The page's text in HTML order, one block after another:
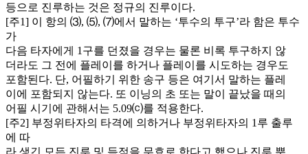
등으로 진루하는 것은 정규의 진루이다.
[주1] 이 항의 ⑶, ⑸, ⑺에서 말하는 ‘투수의 투구’라 함은 투수
가
다음 타자에게 1구를 던졌을 경우는 물론 비록 투구하지 않
더라도 그 전에 플레이를 하거나 플레이를 시도하는 경우도
포함된다. 단, 어필하기 위한 송구 등은 여기서 말하는 플레
이에 포함되지 않는다. 또 이닝의 초 또는 말이 끝났을 때의
어필 시기에 관해서는 5.09⒞를 적용한다.
[주2] 부정위타자의 타격에 의하거나 부정위타자의 1루 출루
에 따
라 생긴 모든 진루 및 득점을 무효로 한다고 했으나 진루 뿐